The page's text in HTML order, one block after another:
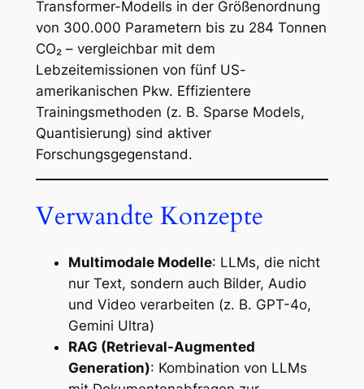
Transformer-Modells in der Größenordnung
von 300.000 Parametern bis zu 284 Tonnen
CO₂ – vergleichbar mit dem
Lebzeitemissionen von fünf US-
amerikanischen Pkw. Effizientere
Trainingsmethoden (z. B. Sparse Models,
Quantisierung) sind aktiver
Forschungsgegenstand.
Verwandte Konzepte
Multimodale Modelle: LLMs, die nicht
nur Text, sondern auch Bilder, Audio
und Video verarbeiten (z. B. GPT-4o,
Gemini Ultra)
RAG (Retrieval-Augmented
Generation): Kombination von LLMs